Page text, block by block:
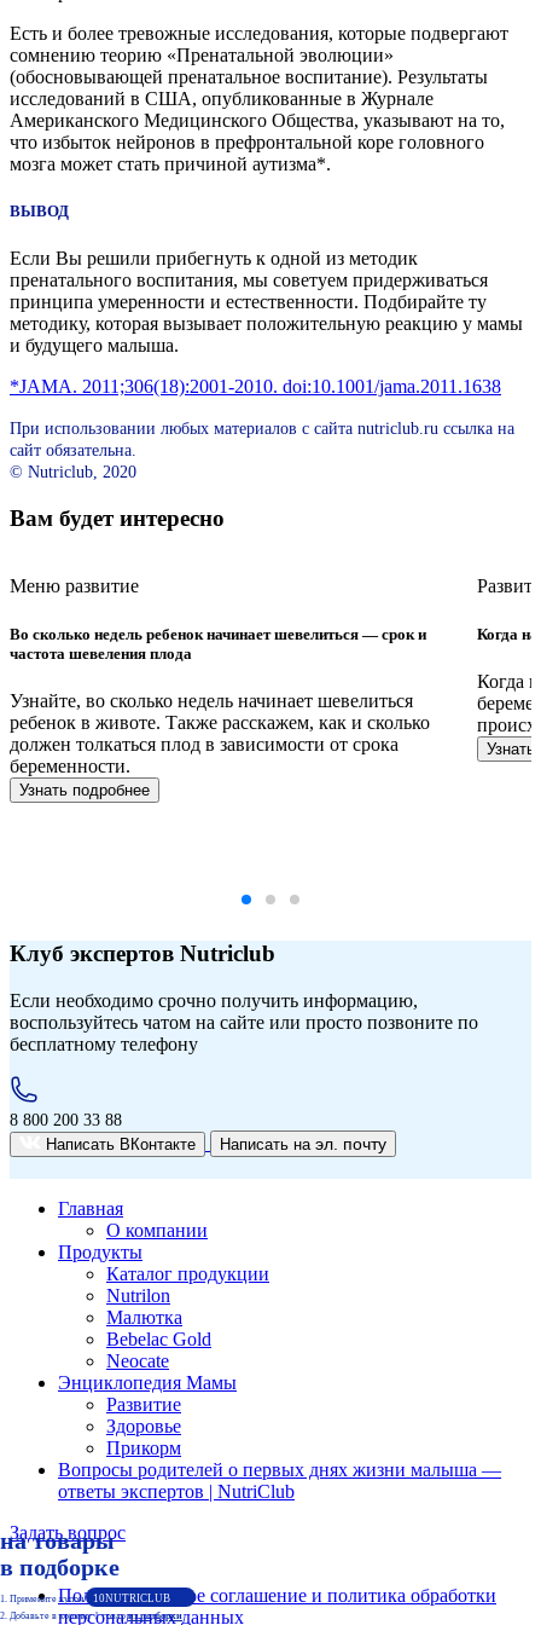
Есть и более тревожные исследования, которые подвергают
сомнению теорию «Пренатальной эволюции»
(обосновывающей пренатальное воспитание). Результаты
исследований в США, опубликованные в Журнале
Американского Медицинского Общества, указывают на то,
что избыток нейронов в префронтальной коре головного
мозга может стать причиной аутизма*.
ВЫВОД
Если Вы решили прибегнуть к одной из методик
пренатального воспитания, мы советуем придерживаться
принципа умеренности и естественности. Подбирайте ту
методику, которая вызывает положительную реакцию у мамы
и будущего малыша.
*JAMA. 2011;306(18):2001-2010. doi:10.1001/jama.2011.1638
При использовании любых материалов с сайта nutriclub.ru ссылка на
сайт обязательна.
© Nutriclub, 2020
Вам будет интересно
Меню развитие
Во сколько недель ребенок начинает шевелиться — срок и
частота шевеления плода
Узнайте, во сколько недель начинает шевелиться
ребенок в животе. Также расскажем, как и сколько
должен толкаться плод в зависимости от срока
беременности.
Узнать подробнее
Когда
Когда
Узнать
Клуб экспертов Nutriclub
Если необходимо срочно получить информацию,
воспользуйтесь чатом на сайте или просто позвоните по
бесплатному телефону
8 800 200 33 88
Написать ВКонтакте
Написать на эл. почту
Главная
О компании
Продукты
Каталог продукции
Nutrilon
Малютка
Bebelac Gold
Neocate
Энциклопедия Мамы
Развитие
Здоровье
Прикорм
Вопросы родителей о первых днях жизни малыша —
ответы экспертов | NutriClub
Задать вопрос
Пользовательское соглашение и политика обработки
персональных данных
на товары
в подборке
Примените купон 10NUTRICLUB
Добавьте в корзину 1 товариз подборки
Условия акции «Скидка 10% при покупке товара из подборки по промокоду 10NUTRICLUB»
Сроки проведения акции «с 10:00:00 2.07.2026 по 23:59:59 30.09.2026 (время московское)».
Активировать специальное кодовое слово 10NUTRICLUB на странице www.ozon.ru/context/mycode/;
Добавить в корзину товар, расположенный на странице https://www.ozon.ru/highlight/nutrilon-i-nutricia-4555054/;